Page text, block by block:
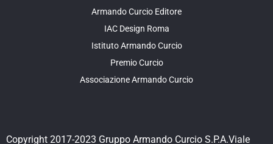
Armando Curcio Editore
IAC Design Roma
Istituto Armando Curcio
Premio Curcio
Associazione Armando Curcio
Copyright 2017-2023 Gruppo Armando Curcio S.P.A.Viale